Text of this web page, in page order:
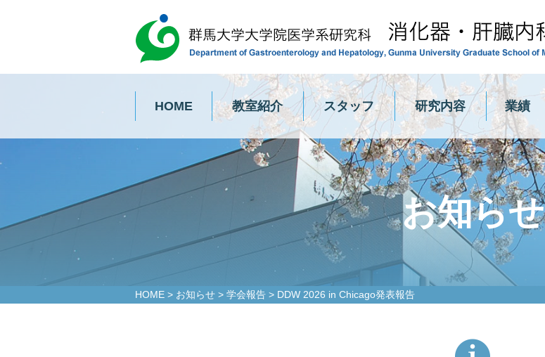
HOME 教室紹介 スタッフ 研究内容 業績
お知らせ
HOME > お知らせ > 学会報告 > DDW 2026 in Chicago発表報告